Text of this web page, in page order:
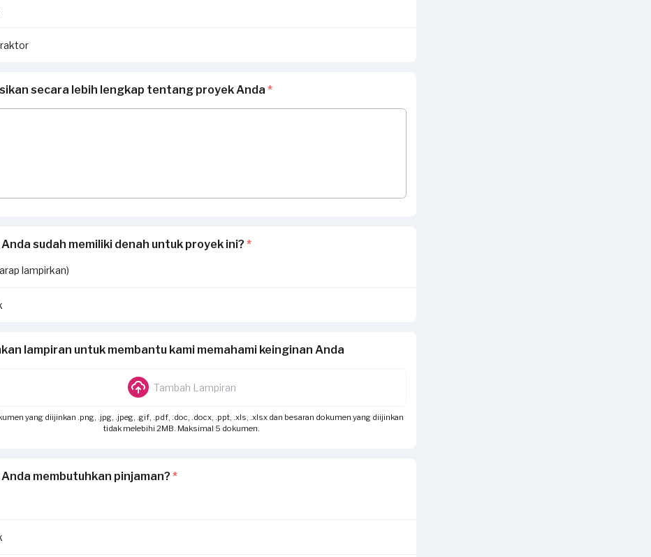
secara lebih lengkap tentang proyek Anda *
sudah memiliki denah untuk proyek ini? *
lampirkan)
lampiran untuk membantu kami memahami keinginan Anda
Tambah Lampiran
yang diijinkan .png, .jpg, .jpeg, .gif, .pdf, .doc, .docx, .ppt, .xls, .xlsx dan besaran dokumen yang diijinkan
tidak melebihi 2MB. Maksimal 5 dokumen.
membutuhkan pinjaman? *